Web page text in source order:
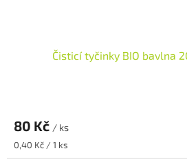
Čisticí tyčinky BIO bavlna
80 Kč / ks
Měrná
cena:
0,40 Kč / 1 ks